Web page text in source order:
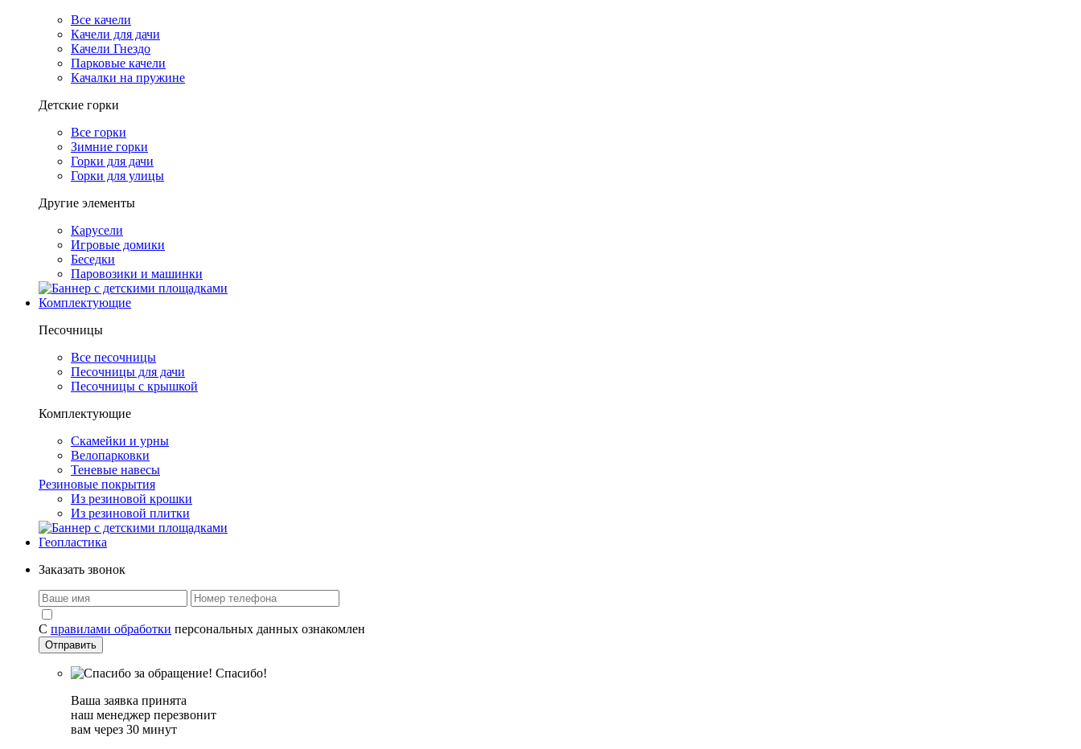
Все качели
Качели для дачи
Качели Гнездо
Парковые качели
Качалки на пружине
Детские горки
Все горки
Зимние горки
Горки для дачи
Горки для улицы
Другие элементы
Карусели
Игровые домики
Беседки
Паровозики и машинки
Комплектующие
Песочницы
Все песочницы
Песочницы для дачи
Песочницы с крышкой
Комплектующие
Скамейки и урны
Велопарковки
Теневые навесы
Резиновые покрытия
Из резиновой крошки
Из резиновой плитки
Геопластика
Заказать звонок
С правилами обработки персональных данных ознакомлен
Спасибо!
Ваша заявка принята
наш менеджер перезвонит
вам через 30 минут